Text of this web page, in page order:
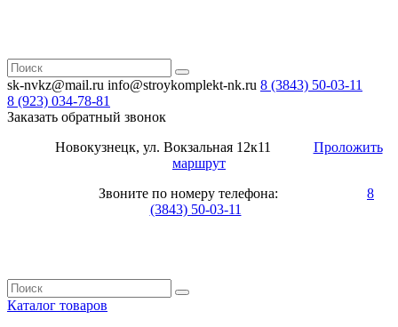
sk-nvkz@mail.ru info@stroykomplekt-nk.ru 8 (3843) 50-03-11
8 (923) 034-78-81
Заказать обратный звонок
Новокузнецк, ул. Вокзальная 12к11 Проложить
маршрут
Звоните по номеру телефона: 8
(3843) 50-03-11
Каталог товаров